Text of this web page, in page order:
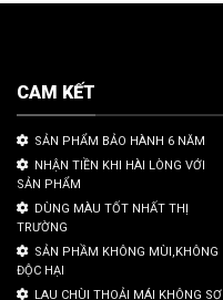
CAM KẾT
SẢN PHẨM BẢO HÀNH 6 NĂM
NHẬN TIỀN KHI HÀI LÒNG VỚI
SẢN PHẨM
DÙNG MÀU TỐT NHẤT THỊ
TRƯỜNG
SẢN PHẦM KHÔNG MÙI,KHÔNG
ĐỘC HẠI
LAU CHÙI THOẢI MÁI KHÔNG SỢ